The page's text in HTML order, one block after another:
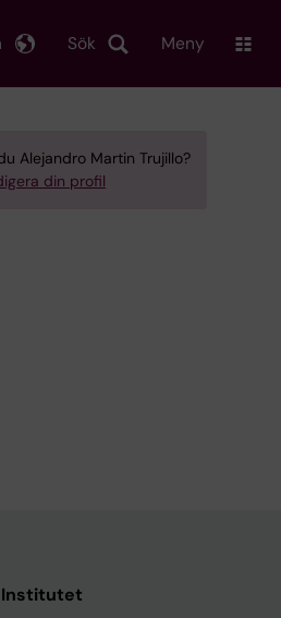
Sök Meny
Alejandro Martin Trujillo?
din profil
Institutet